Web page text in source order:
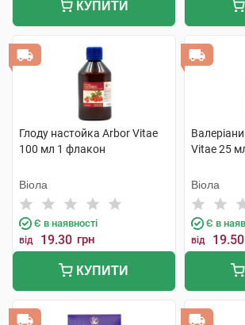
КУПИТИ
Глоду настойка Arbor Vitae
100 мл 1 флакон
Віола
Є в наявності
від 19.30 грн
КУПИТИ
Vitae 25
Віола
Є в
від 19.50